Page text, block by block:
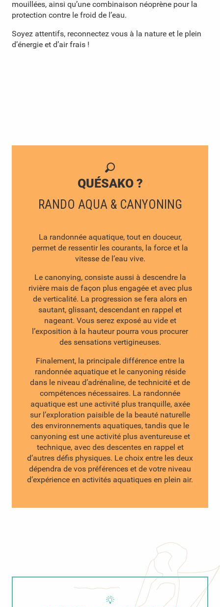
mouillées, ainsi qu’une combinaison néoprène pour la
protection contre le froid de l’eau.
Soyez attentifs, reconnectez vous à la nature et le plein
d’énergie et d’air frais !
QUÉSAKO ?
RANDO AQUA & CANYONING
La randonnée aquatique, tout en douceur,
permet de ressentir les courants, la force et la
vitesse de l’eau vive.
Le canonying, consiste aussi à descendre la
rivière mais de façon plus engagée et avec plus
de verticalité. La progression se fera alors en
sautant, glissant, descendant en rappel et
nageant. Vous serez exposé au vide et
l’exposition à la hauteur pourra vous procurer
des sensations vertigineuses.
Finalement, la principale différence entre la
randonnée aquatique et le canyoning réside
dans le niveau d’adrénaline, de technicité et de
compétences nécessaires. La randonnée
aquatique est une activité plus tranquille, axée
sur l’exploration paisible de la beauté naturelle
des environnements aquatiques, tandis que le
canyoning est une activité plus aventureuse et
technique, avec des descentes en rappel et
d’autres défis physiques. Le choix entre les deux
dépendra de vos préférences et de votre niveau
d’expérience en activités aquatiques en plein air.